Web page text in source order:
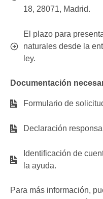
18, 28071, Madrid.
El plazo para
naturales desde la
ley.
Documentación
Formulario de
Declaración
Identificación de
la ayuda.
Para más información,